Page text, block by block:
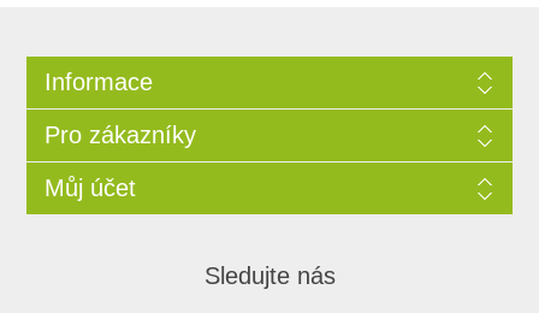
Informace
Pro zákazníky
Můj účet
Sledujte nás